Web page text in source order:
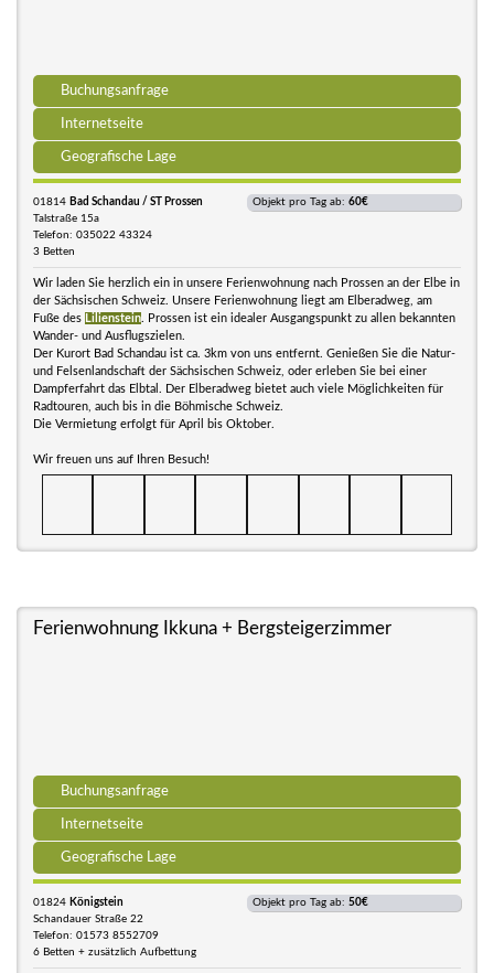
Buchungsanfrage
Internetseite
Geografische Lage
01814 Bad Schandau / ST Prossen
Talstraße 15a
Telefon: 035022 43324
3 Betten
Objekt pro Tag ab: 60€
Wir laden Sie herzlich ein in unsere Ferienwohnung nach Prossen an der Elbe in
der Sächsischen Schweiz. Unsere Ferienwohnung liegt am Elberadweg, am
Fuße des Lilienstein . Prossen ist ein idealer Ausgangspunkt zu allen bekannten
Wander- und Ausflugszielen.
Der Kurort Bad Schandau ist ca. 3km von uns entfernt. Genießen Sie die Natur-
und Felsenlandschaft der Sächsischen Schweiz, oder erleben Sie bei einer
Dampferfahrt das Elbtal. Der Elberadweg bietet auch viele Möglichkeiten für
Radtouren, auch bis in die Böhmische Schweiz.
Die Vermietung erfolgt für April bis Oktober.
Wir freuen uns auf Ihren Besuch!
Ferienwohnung Ikkuna + Bergsteigerzimmer
Buchungsanfrage
Internetseite
Geografische Lage
01824 Königstein
Schandauer Straße 22
Telefon: 01573 8552709
6 Betten + zusätzlich Aufbettung
Objekt pro Tag ab: 50€